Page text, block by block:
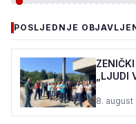
DOBOJ
I
UČESNIKE IZ
UKRAJINE,
POSLJEDNJE
„LJUDI
8. august